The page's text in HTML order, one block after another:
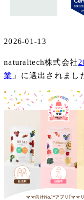
2026-01-13
naturaltech株式会社
業 」に選出されまし